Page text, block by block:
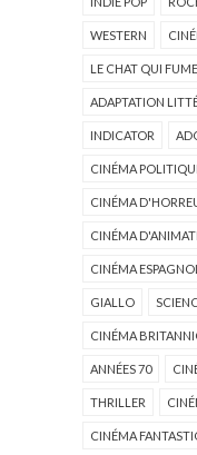
WESTERN
LE CHAT QUI FUME
ADAPTATION
INDICATOR
CINÉMA
CINÉMA
CINÉMA
CINÉMA ESPAGNOL
GIALLO
CINÉMA
ANNÉES 70
THRILLER
CINÉMA